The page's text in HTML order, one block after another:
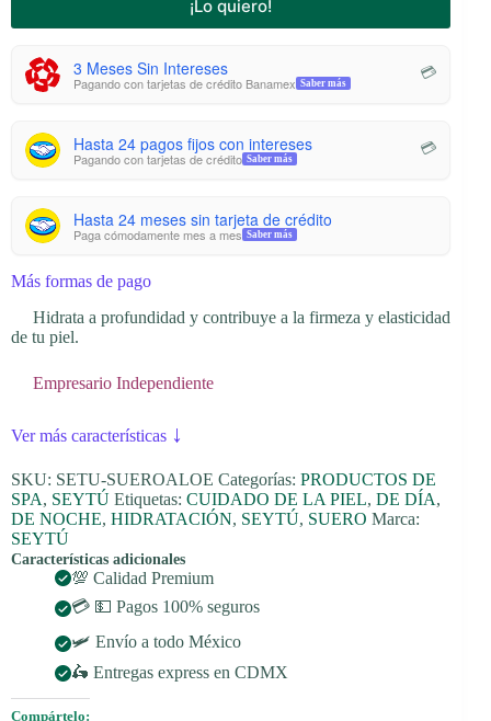
¡Lo quiero!
3 Meses Sin Intereses
Pagando con tarjetas de crédito Banamex Saber más
💳
Hasta 24 pagos fijos con intereses
Pagando con tarjetas de crédito Saber más
💳
Hasta 24 meses sin tarjeta de crédito
Paga cómodamente mes a mes Saber más
Más formas de pago
Hidrata a profundidad y contribuye a la firmeza y elasticidad
de tu piel.
Empresario Independiente
Ver más características ↓
SKU: SETU-SUEROALOE Categorías: PRODUCTOS DE
SPA, SEYTÚ Etiquetas: CUIDADO DE LA PIEL, DE DÍA,
DE NOCHE, HIDRATACIÓN, SEYTÚ, SUERO Marca:
SEYTÚ
Características adicionales
💯 Calidad Premium
💳 💵 Pagos 100% seguros
🛩️ Envío a todo México
🛵 Entregas express en CDMX
Compártelo: